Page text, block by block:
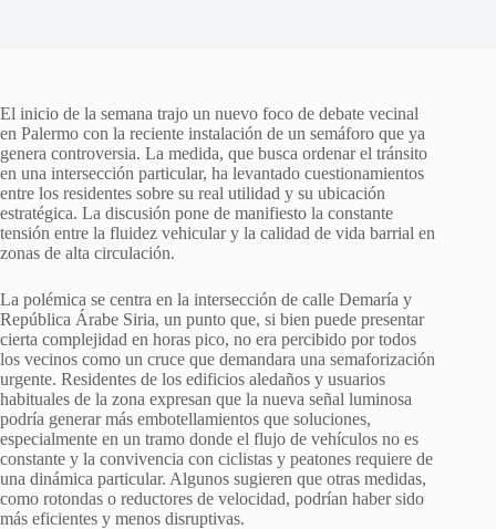
El inicio de la semana trajo un nuevo foco de debate vecinal
en Palermo con la reciente instalación de un semáforo que ya
genera controversia. La medida, que busca ordenar el tránsito
en una intersección particular, ha levantado cuestionamientos
entre los residentes sobre su real utilidad y su ubicación
estratégica. La discusión pone de manifiesto la constante
tensión entre la fluidez vehicular y la calidad de vida barrial en
zonas de alta circulación.
La polémica se centra en la intersección de calle Demaría y
República Árabe Siria, un punto que, si bien puede presentar
cierta complejidad en horas pico, no era percibido por todos
los vecinos como un cruce que demandara una semaforización
urgente. Residentes de los edificios aledaños y usuarios
habituales de la zona expresan que la nueva señal luminosa
podría generar más embotellamientos que soluciones,
especialmente en un tramo donde el flujo de vehículos no es
constante y la convivencia con ciclistas y peatones requiere de
una dinámica particular. Algunos sugieren que otras medidas,
como rotondas o reductores de velocidad, podrían haber sido
más eficientes y menos disruptivas.